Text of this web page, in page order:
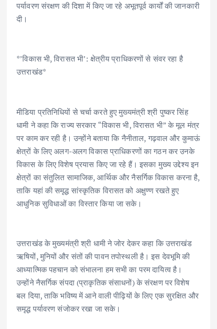
पर्यावरण संरक्षण की दिशा में किए जा रहे अभूतपूर्व कार्यों की जानकारी
दी।
*’विकास भी, विरासत भी’: क्षेत्रीय प्राधिकरणों से संवर रहा है
उत्तराखंड*
मीडिया प्रतिनिधियों से चर्चा करते हुए मुख्यमंत्री श्री पुष्कर सिंह
धामी ने कहा कि राज्य सरकार “विकास भी, विरासत भी” के मूल मंत्र
पर काम कर रही है। उन्होंने बताया कि नैनीताल, गढ़वाल और कुमाऊं
क्षेत्रों के लिए अलग-अलग विकास प्राधिकरणों का गठन कर उनके
विकास के लिए विशेष प्रयास किए जा रहे हैं। इसका मुख्य उद्देश्य इन
क्षेत्रों का संतुलित सामाजिक, आर्थिक और नैसर्गिक विकास करना है,
ताकि यहां की समृद्ध सांस्कृतिक विरासत को अक्षुण्ण रखते हुए
आधुनिक सुविधाओं का विस्तार किया जा सके।
उत्तराखंड के मुख्यमंत्री श्री धामी ने जोर देकर कहा कि उत्तराखंड
ऋषियों, मुनियों और संतों की पावन तपोस्थली है। इस देवभूमि की
आध्यात्मिक पहचान को संभालना हम सभी का परम दायित्व है।
उन्होंने नैसर्गिक संपदा (प्राकृतिक संसाधनों) के संरक्षण पर विशेष
बल दिया, ताकि भविष्य में आने वाली पीढ़ियों के लिए एक सुरक्षित और
समृद्ध पर्यावरण संजोकर रखा जा सके।